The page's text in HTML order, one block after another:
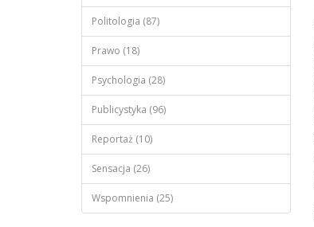
Politologia (87)
Prawo (18)
Psychologia (28)
Publicystyka (96)
Reportaż (10)
Sensacja (26)
Wspomnienia (25)